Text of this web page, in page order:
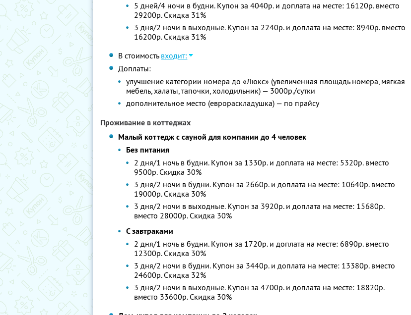
5 дней/4 ночи в будни. Купон за 4040р. и доплата на месте: 16120р. вместо
29200р. Скидка 31%
3 дня/2 ночи в выходные. Купон за 2240р. и доплата на месте: 8940р. вместо
16200р. Скидка 31%
В стоимость входит:
Доплаты:
улучшение категории номера до «Люкс» (увеличенная площадь номера, мягкая
мебель, халаты, тапочки, холодильник) — 3000р./сутки
дополнительное место (еврораскладушка) — по прайсу
Проживание в коттеджах
Малый коттедж с сауной для компании до 4 человек
Без питания
2 дня/1 ночь в будни. Купон за 1330р. и доплата на месте: 5320р. вместо
9500р. Скидка 30%
3 дня/2 ночи в будни. Купон за 2660р. и доплата на месте: 10640р. вместо
19000р. Скидка 30%
3 дня/2 ночи в выходные. Купон за 3920р. и доплата на месте: 15680р.
вместо 28000р. Скидка 30%
С завтраками
2 дня/1 ночь в будни. Купон за 1720р. и доплата на месте: 6890р. вместо
12300р. Скидка 30%
3 дня/2 ночи в будни. Купон за 3440р. и доплата на месте: 13380р. вместо
24600р. Скидка 32%
3 дня/2 ночи в выходные. Купон за 4700р. и доплата на месте: 18820р.
вместо 33600р. Скидка 30%